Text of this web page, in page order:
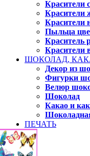
Красители
Красители
Красители
Пыльца
Краситель
Красители
ШОКОЛАД,
Декор из
Фигурки
Велюр
Шоколад
Какао и
ПЕЧАТЬ